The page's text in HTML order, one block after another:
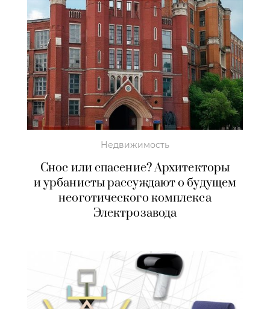
Недвижимость
Снос или спасение? Архитекторы
и урбанисты рассуждают о будущем
неоготического комплекса
Электрозавода